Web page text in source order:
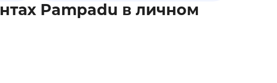
Pampadu в личном